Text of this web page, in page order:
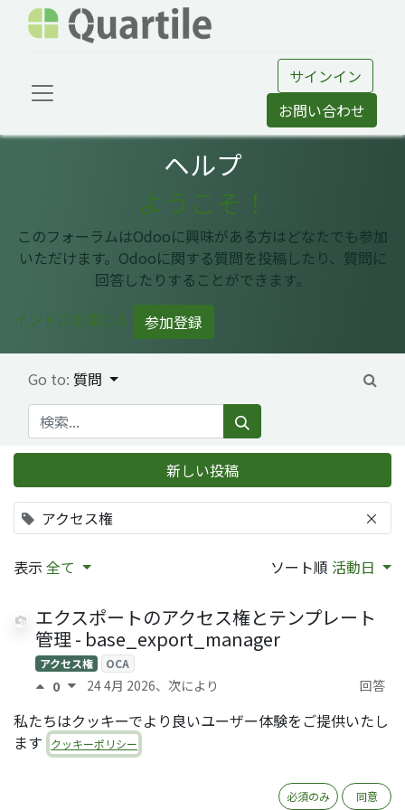
サインイン
お問い合わせ
ヘルプ
ようこそ！
このフォーラムはOdooに興味がある方はどなたでも参加
いただけます。Odooに関する質問を投稿したり、質問に
回答したりすることができます。
イントロを閉じる
参加登録
Go to: 質問
アクセス権 ×
新しい投稿
表示 全て ソート順 活動日
エクスポートのアクセス権とテンプレート
管理 - base_export_manager
アクセス権 OCA
0 24 4月 2026、次により
回答
スーパーユーザへのログイン
回答
私たちはクッキーでより良いユーザー体験をご提供いたし
ます
クッキーポリシー
必須のみ 同意